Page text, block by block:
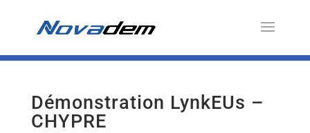
Démonstration LynkEUs –
CHYPRE